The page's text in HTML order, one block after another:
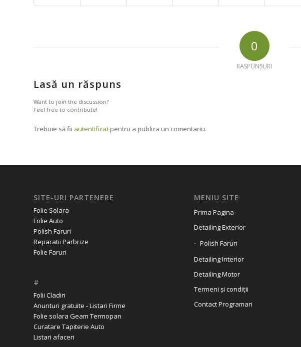
0
RASPUNSURI
Lasă un răspuns
Want to join the discussion?
Feel free to contribute!
Trebuie să fii autentificat pentru a publica un comentariu.
SITE-URI PARTENERE
Folie Solara
Folie Auto
Polish Faruri
Reparatii Parbrize
Folie Faruri
#
Folii Cladiri
Anunturi gratuite - Listari Firme
Folie solara Geam Termopan
Curatare Tapiterie Auto
Listari afaceri
MENIU SITE
Prima Pagina
Detailing Exterior
Polish Faruri
Detailing Interior
Detailing Motor
Termeni și condiții
Contact Programari